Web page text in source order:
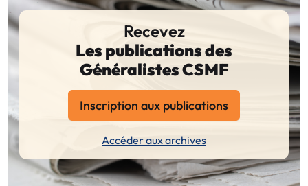
Recevez
Les publications des
Généralistes CSMF
Inscription aux publications
Accéder aux archives